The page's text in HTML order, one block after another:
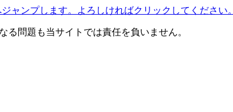
ジャンプします。よろしければクリックしてください。
問題も当サイトでは責任を負いません。